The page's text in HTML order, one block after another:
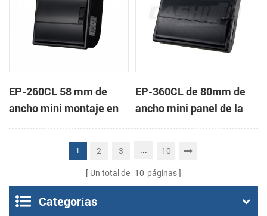
EP-260CL 58 mm de
ancho mini montaje en
panel de la impresora
térmica con auto-
EP-360CL de 80mm de
ancho mini panel de la
impresora térmica con
1 2 3 ... 10
Un total de 10 páginas
Categorías